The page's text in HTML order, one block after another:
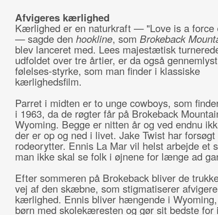
Afvigeres kærlighed
Kærlighed er en naturkraft — "Love is a force
— sagde den hookline, som Brokeback
blev lanceret med. Lees majestætisk
udfoldet over tre årtier, er da også
følelses-styrke, som man finder i klassiske
kærlighedsfilm.
Parret i midten er to unge cowboys, som
i 1963, da de røgter får på Brokeback
Wyoming. Begge er nitten år og ved endnu
der er op og ned i livet. Jake Twist har
rodeorytter. Ennis La Mar vil helst arbejde et
man ikke skal se folk i øjnene for længe ad
Efter sommeren på Brokeback bliver de
vej af den skæbne, som stigmatiserer
kærlighed. Ennis bliver hængende i
børn med skolekæresten og gør sit bedste for